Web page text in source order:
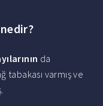
da
tabakası varmış ve